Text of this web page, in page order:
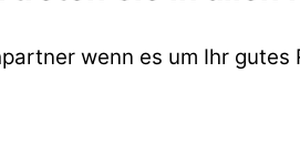
wenn es um Ihr gutes